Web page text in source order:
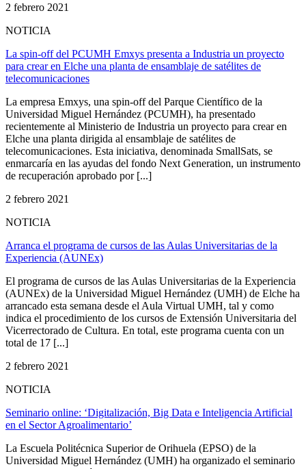
2 febrero 2021
NOTICIA
La spin-off del PCUMH Emxys presenta a Industria un proyecto
para crear en Elche una planta de ensamblaje de satélites de
telecomunicaciones
La empresa Emxys, una spin-off del Parque Científico de la
Universidad Miguel Hernández (PCUMH), ha presentado
recientemente al Ministerio de Industria un proyecto para crear en
Elche una planta dirigida al ensamblaje de satélites de
telecomunicaciones. Esta iniciativa, denominada SmallSats, se
enmarcaría en las ayudas del fondo Next Generation, un instrumento
de recuperación aprobado por [...]
2 febrero 2021
NOTICIA
Arranca el programa de cursos de las Aulas Universitarias de la
Experiencia (AUNEx)
El programa de cursos de las Aulas Universitarias de la Experiencia
(AUNEx) de la Universidad Miguel Hernández (UMH) de Elche ha
arrancado esta semana desde el Aula Virtual UMH, tal y como
indica el procedimiento de los cursos de Extensión Universitaria del
Vicerrectorado de Cultura. En total, este programa cuenta con un
total de 17 [...]
2 febrero 2021
NOTICIA
Seminario online: ‘Digitalización, Big Data e Inteligencia Artificial
en el Sector Agroalimentario’
La Escuela Politécnica Superior de Orihuela (EPSO) de la
Universidad Miguel Hernández (UMH) ha organizado el seminario